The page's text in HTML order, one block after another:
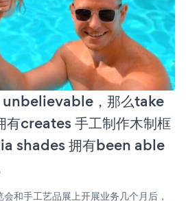
，那么take
creates 手工制作木制框
shades 拥有been able
和手工艺品展上开展业务几个月后，